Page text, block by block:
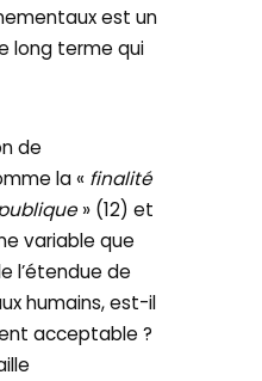
est un
long terme qui
de
la « finalité
» (12) et
variable que
l’étendue de
humains, est-il
acceptable ?